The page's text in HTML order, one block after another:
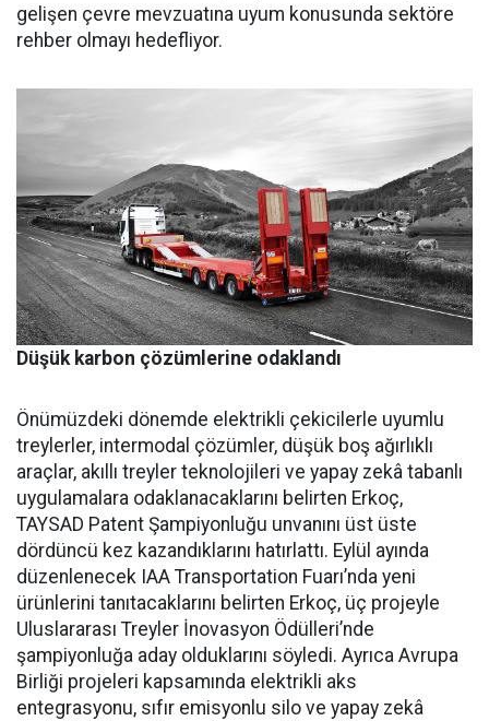
gelişen çev­re mevzuatına uyum konusunda sektöre
rehber olmayı hedefliyor.
Düşük karbon çözümlerine odaklandı
Önümüzdeki dönemde elektrikli çekicilerle uyumlu
treylerler, intermodal çözümler, düşük boş ağırlıklı
araçlar, akıllı treyler teknolojileri ve yapay zekâ tabanlı
uygulamalara odaklanacaklarını belirten Erkoç,
TAYSAD Patent Şampiyonluğu unvanını üst üste
dördüncü kez kazandıklarını hatırlattı. Eylül ayında
düzenlenecek IAA Transportation Fuarı’nda yeni
ürünlerini tanıtacaklarını belirten Erkoç, üç projeyle
Uluslararası Treyler İnovasyon Ödülleri’nde
şampiyonluğa aday olduklarını söyledi. Ayrıca Avrupa
Birliği projeleri kapsamında elektrikli aks
entegrasyonu, sıfır emisyonlu silo ve yapay zekâ